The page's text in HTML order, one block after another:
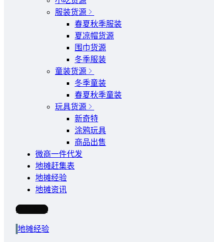
服装货源
春夏秋季服装
夏凉帽货源
围巾货源
冬季服装
童装货源
冬季童装
春夏秋季童装
玩具货源
新奇特
涂鸦玩具
商品出售
微商一件代发
地摊赶集表
地摊经验
地摊资讯
写文章
地摊经验